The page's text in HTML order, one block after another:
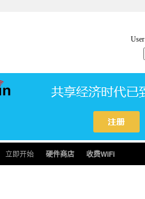
立即开始 硬件商店 收费WiFi